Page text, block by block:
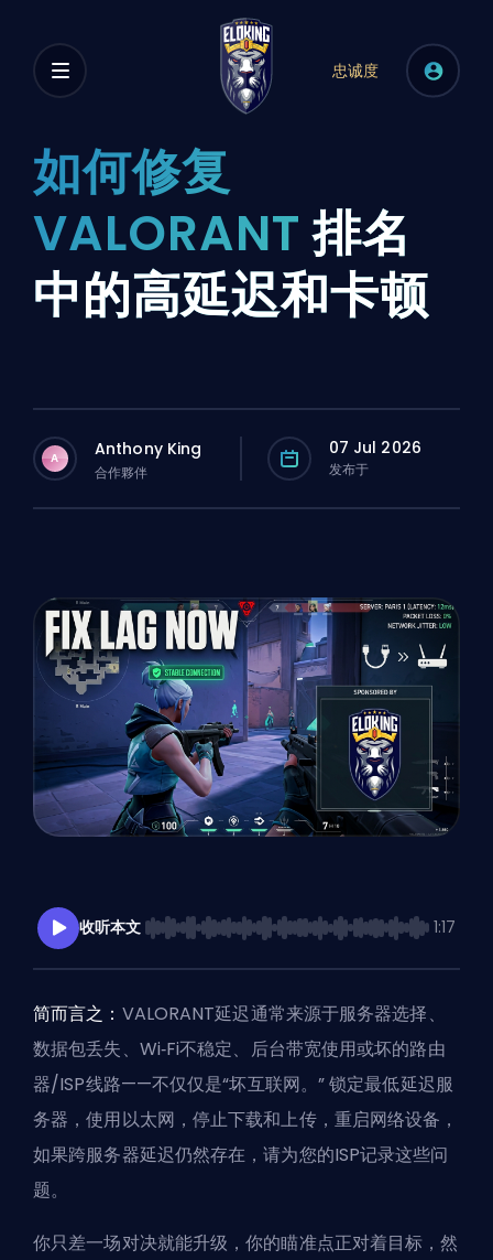
忠诚度
如何修复
VALORANT排名
中的高延迟和卡顿
A Anthony King
合作夥伴
07 Jul 2026
发布于
收听本文 1:17
简而言之： VALORANT延迟通常来源于服务器选择、
数据包丢失、Wi‑Fi不稳定、后台带宽使用或坏的路由
器/ISP线路——不仅仅是“坏互联网。” 锁定最低延迟服
务器 ，使用以太网，停止下载和上传，重启网络设备，
如果跨服务器延迟仍然存在，请为您的ISP记录这些问
题。
你只差一场对决就能升级，你的瞄准点正对着目标，然